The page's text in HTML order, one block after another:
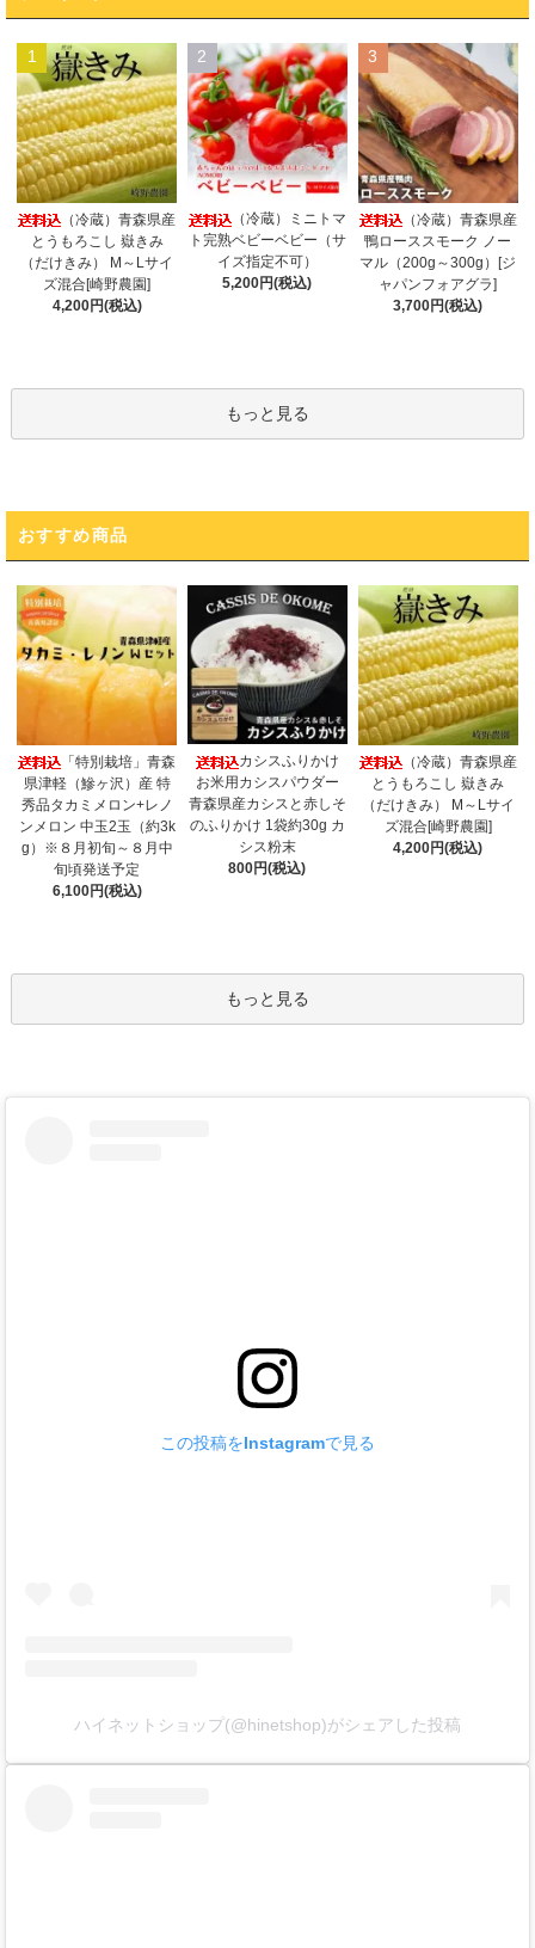
1
（冷蔵）青森県産
とうもろこし 嶽きみ
（だけきみ） M～Lサイ
ズ混合[崎野農園]
4,200円(税込)
2
（冷蔵）ミニトマ
ト完熟ベビーベビー（サ
イズ指定不可）
5,200円(税込)
3
（冷蔵）青森県産
鴨ローススモーク ノー
マル（200g～300g）[ジ
ャパンフォアグラ]
3,700円(税込)
もっと見る
おすすめ商品
「特別栽培」青森
県津軽（鰺ヶ沢）産 特
秀品タカミメロン+レノ
ンメロン 中玉2玉（約3k
g）※８月初旬～８月中
旬頃発送予定
6,100円(税込)
カシスふりかけ
お米用カシスパウダー
青森県産カシスと赤しそ
のふりかけ 1袋約30g カ
シス粉末
800円(税込)
（冷蔵）青森県産
とうもろこし 嶽きみ
（だけきみ） M～Lサイ
ズ混合[崎野農園]
4,200円(税込)
もっと見る
この投稿をInstagramで見る
ハイネットショップ(@hinetshop)がシェアした投稿